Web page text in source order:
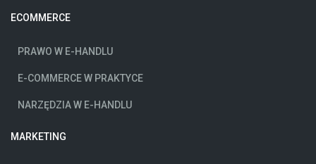
ECOMMERCE
PRAWO W E-HANDLU
E-COMMERCE W PRAKTYCE
NARZĘDZIA W E-HANDLU
MARKETING